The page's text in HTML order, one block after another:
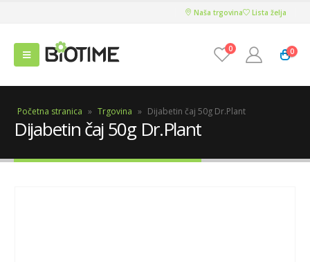
Naša trgovina Lista želja
0 0
Početna stranica » Trgovina » Dijabetin čaj 50g Dr.Plant
Dijabetin čaj 50g Dr.Plant